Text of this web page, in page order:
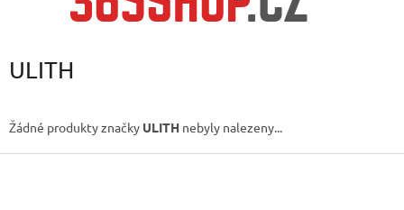
ULITH
Žádné produkty značky ULITH nebyly nalezeny...
Z